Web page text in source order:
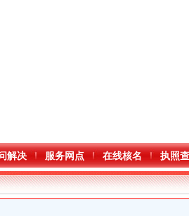
解决 服务网点 在线核名 执照